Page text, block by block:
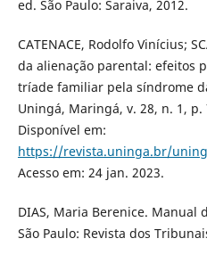
ed. São Paulo: Saraiva, 2012.
CATENACE, Rodolfo Vinícius;
da alienação parental: efeitos
tríade familiar pela síndrome
Uningá, Maringá, v. 28, n. 1, p.
Disponível em:
https://revista.uninga.br/
Acesso em: 24 jan. 2023.
DIAS, Maria Berenice. Manual
São Paulo: Revista dos